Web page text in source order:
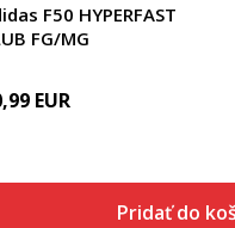
F50 HYPERFAST
FG/MG
EUR
Pridať do